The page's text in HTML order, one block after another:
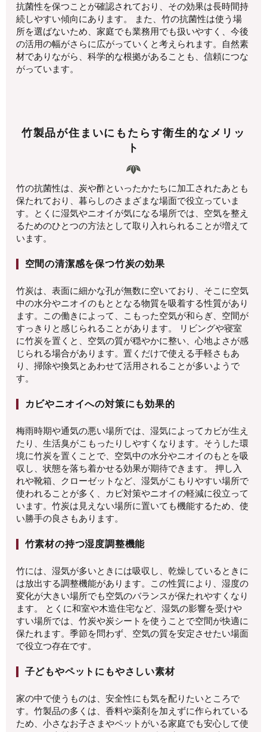
抗菌性を保つことが確認されており、その効果は長時間持
続しやすい傾向にあります。 また、竹の抗菌性は使う場
所を選ばないため、家庭でも業務用でも扱いやすく、今後
の活用の幅がさらに広がっていくと考えられます。自然素
材でありながら、科学的な根拠があることも、信頼につな
がっています。
竹製品が住まいにもたらす衛生的なメリッ
ト
竹の抗菌性は、炭や酢といったかたちに加工されたあとも
保たれており、暮らしのさまざまな場面で役立っていま
す。とくに湿気やニオイが気になる場所では、空気を整え
るためのひとつの方法として取り入れられることが増えて
います。
空間の清潔感を保つ竹炭の効果
竹炭は、表面に細かな孔が無数に空いており、そこに空気
中の水分やニオイのもととなる物質を吸着する性質があり
ます。この働きによって、こもった空気が和らぎ、空間が
すっきりと感じられることがあります。 リビングや寝室
に竹炭を置くと、空気の質が穏やかに整い、心地よさが感
じられる場合があります。置くだけで使える手軽さもあ
り、掃除や換気とあわせて活用されることが多いようで
す。
カビやニオイへの対策にも効果的
梅雨時期や通気の悪い場所では、湿気によってカビが生え
たり、生活臭がこもったりしやすくなります。そうした環
境に竹炭を置くことで、空気中の水分やニオイのもとを吸
収し、状態を落ち着かせる効果が期待できます。 押し入
れや靴箱、クローゼットなど、湿気がこもりやすい場所で
使われることが多く、カビ対策やニオイの軽減に役立って
います。竹炭は見えない場所に置いても機能するため、使
い勝手の良さもあります。
竹素材の持つ湿度調整機能
竹には、湿気が多いときには吸収し、乾燥しているときに
は放出する調整機能があります。この性質により、湿度の
変化が大きい場所でも空気のバランスが保たれやすくなり
ます。 とくに和室や木造住宅など、湿気の影響を受けや
すい場所では、竹炭や炭シートを使うことで空間が快適に
保たれます。季節を問わず、空気の質を安定させたい場面
で役立つ存在です。
子どもやペットにもやさしい素材
家の中で使うものは、安全性にも気を配りたいところで
す。竹製品の多くは、香料や薬剤を加えずに作られている
ため、小さなお子さまやペットがいる家庭でも安心して使